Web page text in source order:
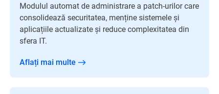
Modulul automat de administrare a patch-urilor care
consolidează securitatea, menține sistemele și
aplicațiile actualizate și reduce complexitatea din
sfera IT.
Aflați mai multe